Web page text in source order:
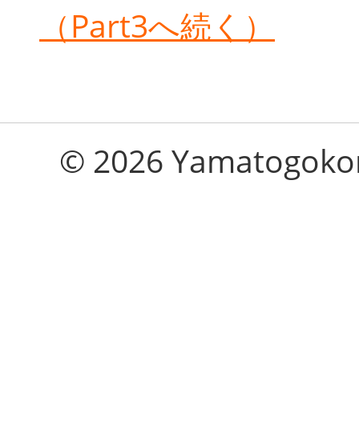
（Part3へ続く）
© 2026